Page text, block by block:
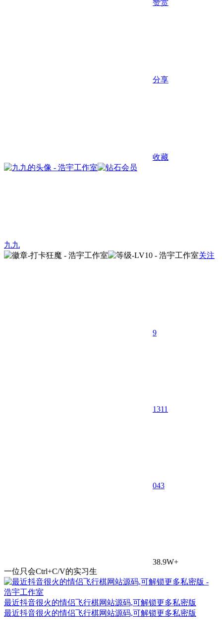
赞赏
分享
收藏
九九
关注
9
1311
043
38.9W+
一位只会Ctrl+C/V的实习生
最近抖音很火的情侣飞行棋网站源码,可解锁更多私密版
最近抖音很火的情侣飞行棋网站源码,可解锁更多私密版